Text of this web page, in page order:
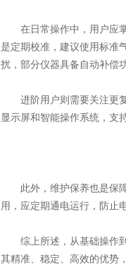
在日常操作中，用户应掌
是定期校准，建议使用标准
扰，部分仪器具备自动补偿
进阶用户则需要关注更复
显示屏和智能操作系统，支
此外，维护保养也是保障
用，应定期通电运行，防止
综上所述，从基础操作
其精准、稳定、高效的优势